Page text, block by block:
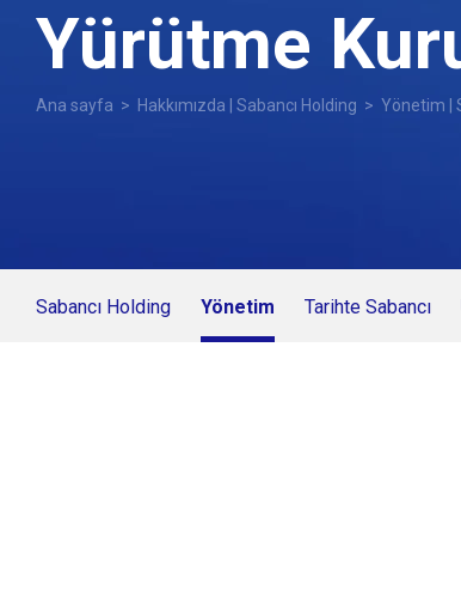
Yürütme
Ana sayfa > Hakkımızda | Sabancı Holding > Yönetim |
Sabancı Holding Yönetim Tarihte Sabancı